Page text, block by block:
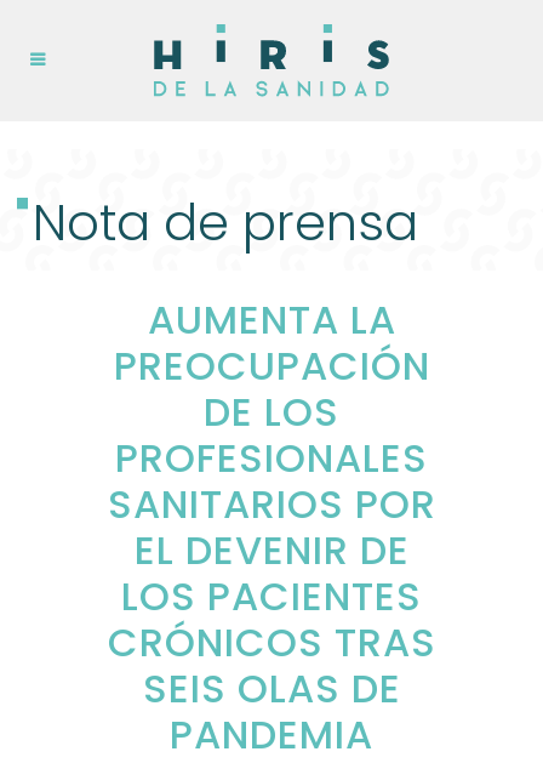
Nota de prensa
AUMENTA LA
PREOCUPACIÓN
DE LOS
PROFESIONALES
SANITARIOS POR
EL DEVENIR DE
LOS PACIENTES
CRÓNICOS TRAS
SEIS OLAS DE
PANDEMIA